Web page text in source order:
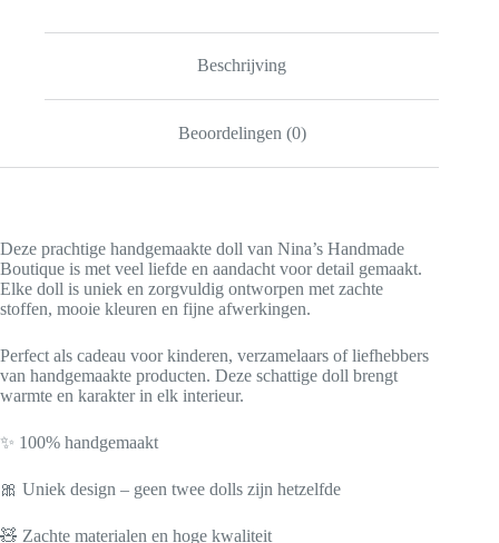
Netherlands
Beschrijving
Beoordelingen (0)
Deze prachtige handgemaakte doll van Nina’s Handmade
Boutique is met veel liefde en aandacht voor detail gemaakt.
Elke doll is uniek en zorgvuldig ontworpen met zachte
stoffen, mooie kleuren en fijne afwerkingen.
Perfect als cadeau voor kinderen, verzamelaars of liefhebbers
van handgemaakte producten. Deze schattige doll brengt
warmte en karakter in elk interieur.
✨ 100% handgemaakt
🎀 Uniek design – geen twee dolls zijn hetzelfde
🧸 Zachte materialen en hoge kwaliteit